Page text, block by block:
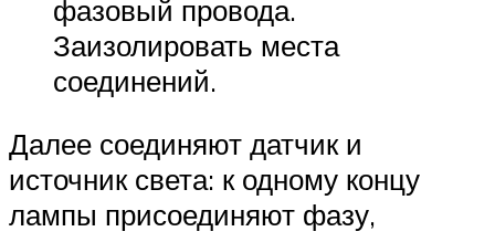
фазовый провода.
Заизолировать места
соединений.
Далее соединяют датчик и
источник света: к одному концу
лампы присоединяют фазу,